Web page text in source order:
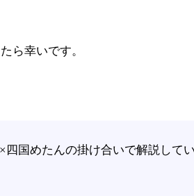
ら幸いです。
国めたんの掛け合いで解説し